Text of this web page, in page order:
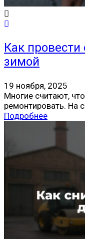
Как
зимой
19 ноября, 2025
Многие считают,
ремонтировать. На
Подробнее